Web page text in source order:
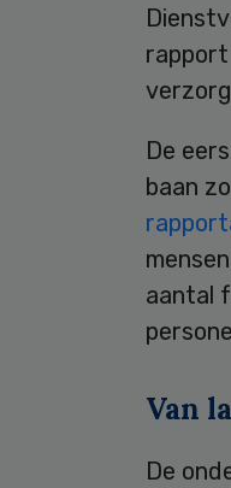
rapport
De
baan
aantal
Van
De